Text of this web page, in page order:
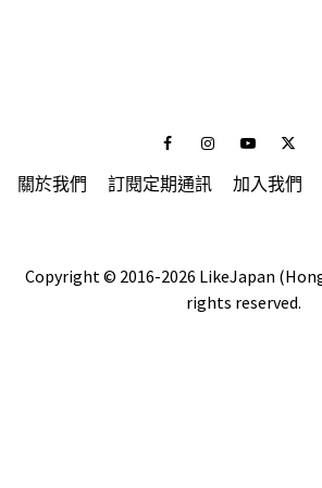
FacebookInstagramYoutubeTwitter
關於我們 訂閱定期通訊 加入我們
Copyright © 2016-2026 LikeJapan
rights reserved.